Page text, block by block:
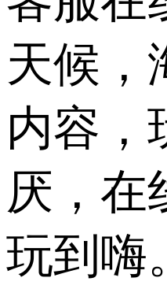
天候，
内容，
厌，在
玩到嗨